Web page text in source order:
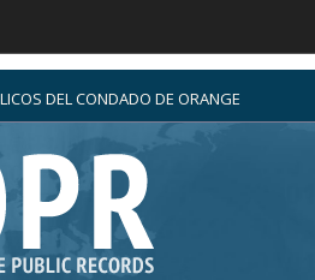
DEL CONDADO DE ORANGE